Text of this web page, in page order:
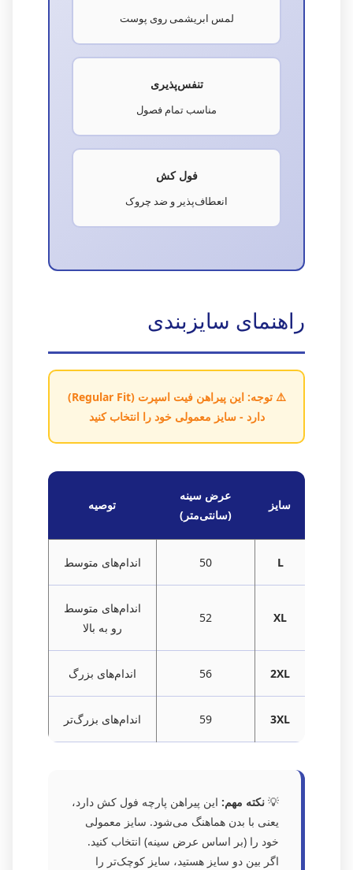
لمس ابریشمی روی پوست
تنفس‌پذیری
مناسب تمام فصول
فول کش
انعطاف‌پذیر و ضد چروک
راهنمای سایزبندی
⚠️ توجه: این پیراهن فیت اسپرت (Regular Fit)
دارد - سایز معمولی خود را انتخاب کنید
سایز
عرض سینه
(سانتی‌متر)
توصیه
L
50 اندام‌های متوسط
XL
52
اندام‌های متوسط
رو به بالا
2XL
56 اندام‌های بزرگ
3XL
59 اندام‌های بزرگ‌تر
💡 نکته مهم: این پیراهن پارچه فول کش دارد،
یعنی با بدن هماهنگ می‌شود. سایز معمولی
خود را (بر اساس عرض سینه) انتخاب کنید.
اگر بین دو سایز هستید، سایز کوچک‌تر را